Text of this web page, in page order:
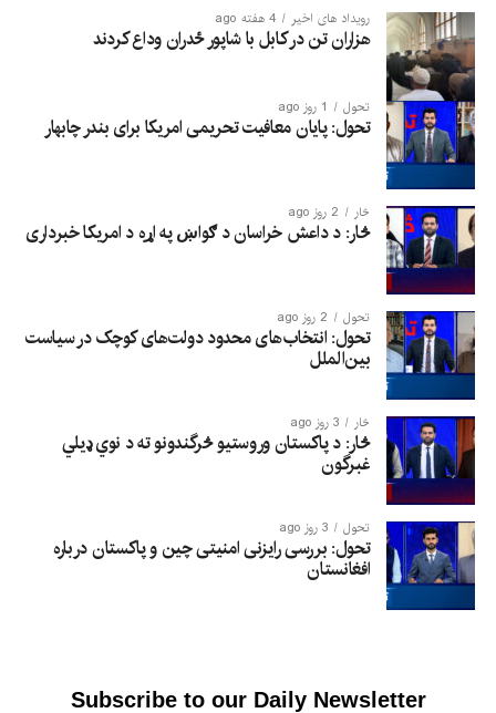
رویداد های اخیر 4 هفته ago
هزاران تن در کابل با شاپور ځدران وداع کردند
تحول 1 روز ago
تحول: پایان معافیت تحریمی امریکا برای بندر چابهار
څار 2 روز ago
څار: د داعش خراسان د ګواښ په اړه د امریکا خبرداری
تحول 2 روز ago
تحول: انتخاب‌های محدود دولت‌های کوچک در سیاست
بین‌الملل
څار 3 روز ago
څار: د پاکستان وروستیو څرگندونو ته د نوي ډیلي
غبرگون
تحول 3 روز ago
تحول: بررسی رایزنی امنیتی چین و پاکستان درباره
افغانستان
Subscribe to our Daily Newsletter